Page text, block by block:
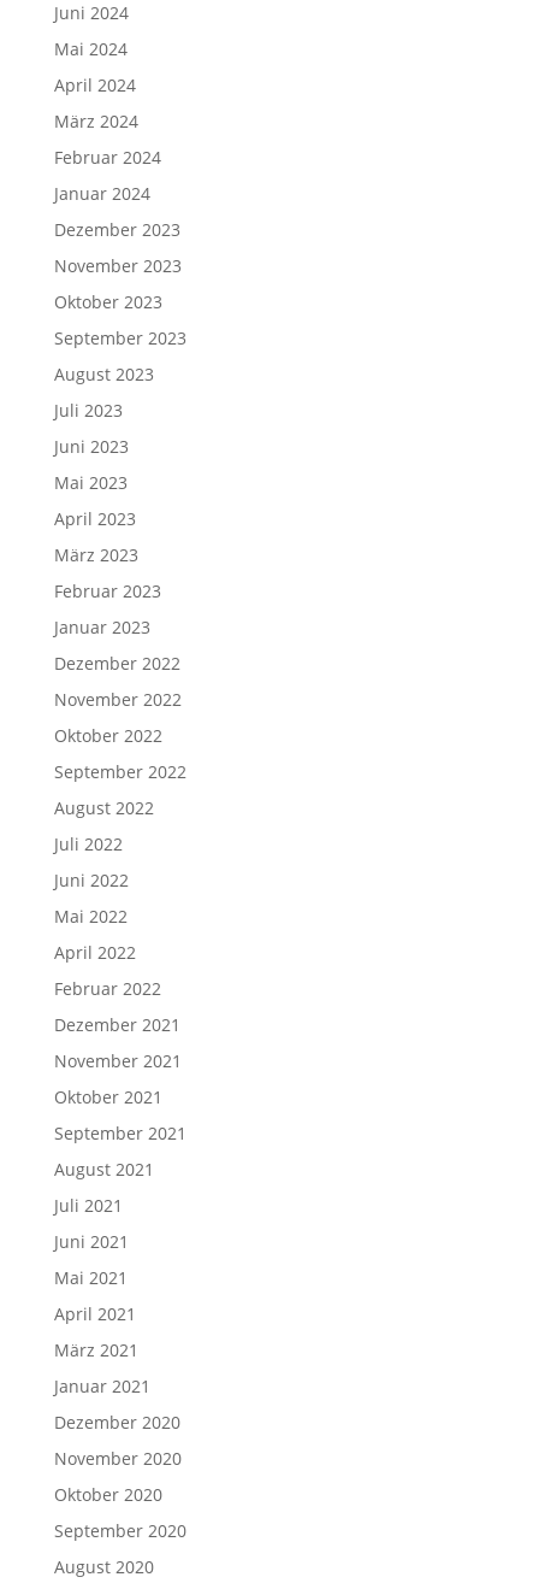
Juni 2024
Mai 2024
April 2024
März 2024
Februar 2024
Januar 2024
Dezember 2023
November 2023
Oktober 2023
September 2023
August 2023
Juli 2023
Juni 2023
Mai 2023
April 2023
März 2023
Februar 2023
Januar 2023
Dezember 2022
November 2022
Oktober 2022
September 2022
August 2022
Juli 2022
Juni 2022
Mai 2022
April 2022
Februar 2022
Dezember 2021
November 2021
Oktober 2021
September 2021
August 2021
Juli 2021
Juni 2021
Mai 2021
April 2021
März 2021
Januar 2021
Dezember 2020
November 2020
Oktober 2020
September 2020
August 2020